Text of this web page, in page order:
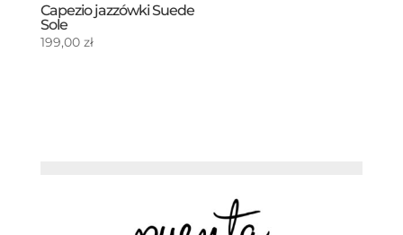
Capezio jazzówki Suede
Sole
199,00 zł